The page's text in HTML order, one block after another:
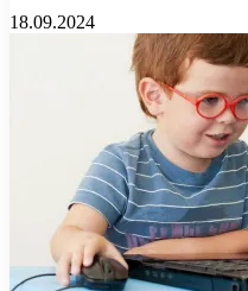
18.09.2024